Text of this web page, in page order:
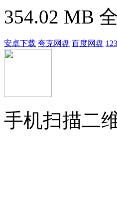
354.02 MB
安卓下载 夸克网盘 百度网盘
手机扫描二